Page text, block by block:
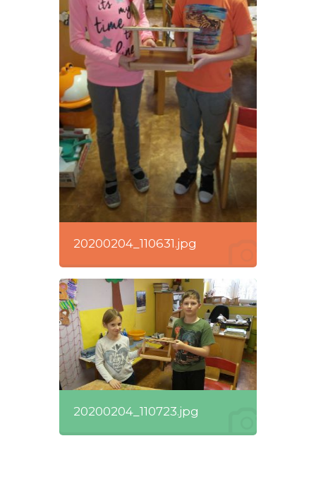
20200204_110631.jpg
20200204_110723.jpg